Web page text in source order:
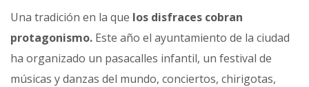
Una tradición en la que los disfraces cobran
protagonismo. Este año el ayuntamiento de la ciudad
ha organizado un pasacalles infantil, un festival de
músicas y danzas del mundo, conciertos, chirigotas,